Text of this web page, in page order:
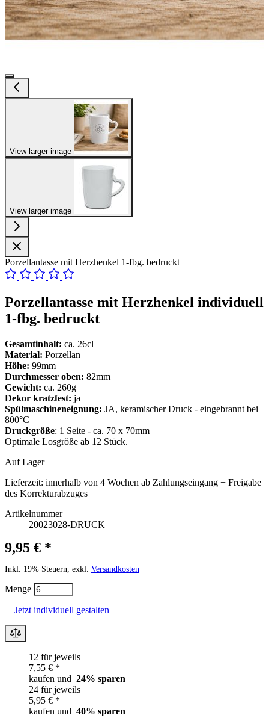
View larger image
View larger image
Porzellantasse mit Herzhenkel 1-fbg. bedruckt
Porzellantasse mit Herzhenkel individuell
1-fbg. bedruckt
Gesamtinhalt: ca. 26cl
Material: Porzellan
Höhe: 99mm
Durchmesser oben: 82mm
Gewicht: ca. 260g
Dekor kratzfest: ja
Spülmaschineneignung: JA, keramischer Druck - eingebrannt bei
800°C
Druckgröße: 1 Seite - ca. 70 x 70mm
Optimale Losgröße ab 12 Stück.
Auf Lager
Lieferzeit: innerhalb von 4 Wochen ab Zahlungseingang + Freigabe
des Korrekturabzuges
Artikelnummer
20023028-DRUCK
9,95 € *
Inkl. 19% Steuern, exkl. Versandkosten
Menge
Jetzt individuell gestalten
12 für jeweils
7,55 € *
kaufen und 24% sparen
24 für jeweils
5,95 € *
kaufen und 40% sparen